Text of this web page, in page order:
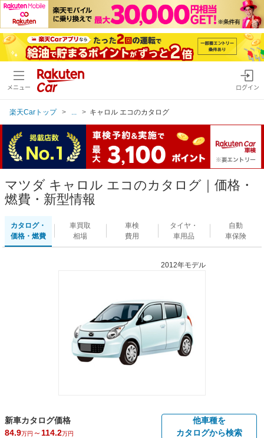
メニュー ログイン
楽天Carトップ キャロル エコのカタログ
マツダ キャロル エコのカタログ｜価格・
燃費・新型情報
カタログ・
価格・燃費
車買取
相場
車検
費用
タイヤ・
車用品
自動
車保険
2012年モデル
新車カタログ価格
84.9万円 ～ 114.2万円
他車種を
カタログから検索